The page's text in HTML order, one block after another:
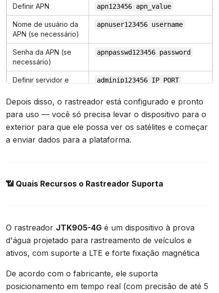
Definir APN apn123456 apn_value
Nome de usuário da
APN (se necessário)
apnuser123456 username
Senha da APN (se
necessário)
apnpasswd123456 password
Definir servidor e
adminip123456 IP PORT
“Hardware”)
Definir fuso horário
(UTC+0)
timezone123456 0
Definir intervalo de
por choque
Depois disso, o rastreador está configurado e pronto
para uso — você só precisa levar o dispositivo para o
exterior para que ele possa ver os satélites e começar
a enviar dados para a plataforma.
📶 Quais Recursos o Rastreador Suporta
O rastreador JTK905-4G é um dispositivo à prova
d'água projetado para rastreamento de veículos e
ativos, com suporte a LTE e forte fixação magnética
De acordo com o fabricante, ele suporta
posicionamento em tempo real (com precisão de até 5